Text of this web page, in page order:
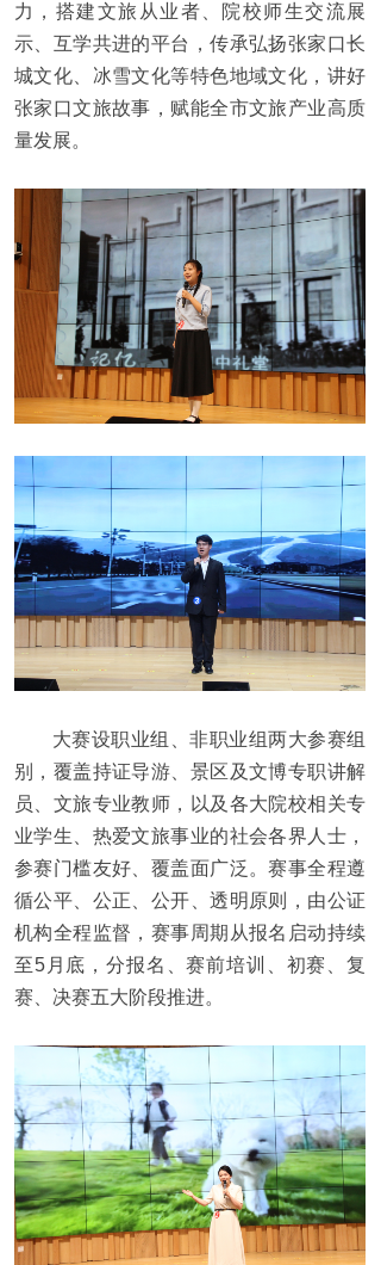
力，搭建文旅从业者、院校师生交流展
示、互学共进的平台，传承弘扬张家口长
城文化、冰雪文化等特色地域文化，讲好
张家口文旅故事，赋能全市文旅产业高质
量发展。
大赛设职业组、非职业组两大参赛组
别，覆盖持证导游、景区及文博专职讲解
员、文旅专业教师，以及各大院校相关专
业学生、热爱文旅事业的社会各界人士，
参赛门槛友好、覆盖面广泛。赛事全程遵
循公平、公正、公开、透明原则，由公证
机构全程监督，赛事周期从报名启动持续
至5月底，分报名、赛前培训、初赛、复
赛、决赛五大阶段推进。